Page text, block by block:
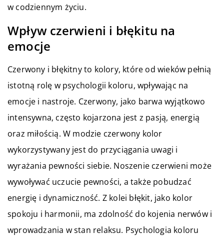
w codziennym życiu.
Wpływ czerwieni i błękitu na
emocje
Czerwony i błękitny to kolory, które od wieków pełnią
istotną rolę w psychologii koloru, wpływając na
emocje i nastroje. Czerwony, jako barwa wyjątkowo
intensywna, często kojarzona jest z pasją, energią
oraz miłością. W modzie czerwony kolor
wykorzystywany jest do przyciągania uwagi i
wyrażania pewności siebie. Noszenie czerwieni może
wywoływać uczucie pewności, a także pobudzać
energię i dynamiczność. Z kolei błękit, jako kolor
spokoju i harmonii, ma zdolność do kojenia nerwów i
wprowadzania w stan relaksu. Psychologia koloru